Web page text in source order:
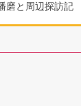
磨と周辺探訪記